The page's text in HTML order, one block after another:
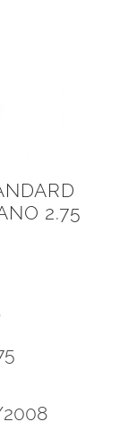
2.75
Il
attuale
2008